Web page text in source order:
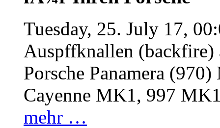
Tuesday, 25. July 17,
Auspffknallen
Porsche Panamera
Cayenne MK1, 997
mehr …